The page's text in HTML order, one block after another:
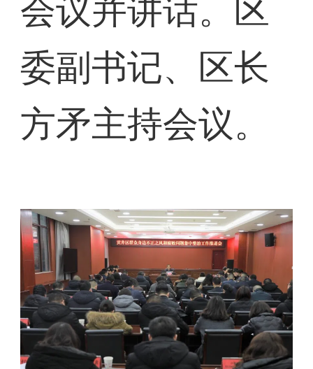
会议并讲话。区
委副书记、区长
方矛主持会议。